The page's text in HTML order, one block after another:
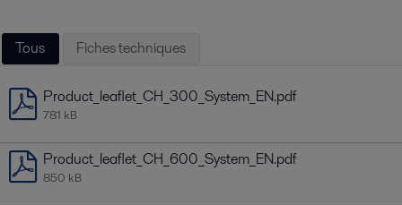
Tous Fiches techniques
Product_leaflet_CH_300_System_EN.pdf
781 kB
Product_leaflet_CH_600_System_EN.pdf
850 kB